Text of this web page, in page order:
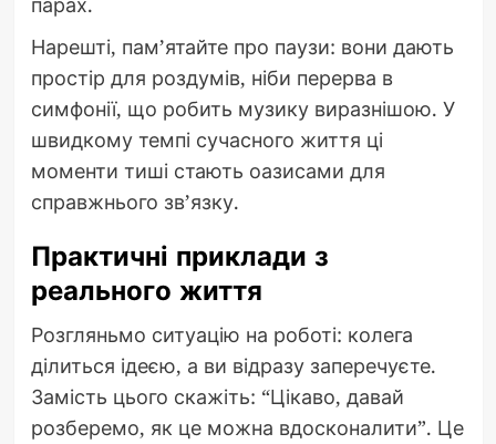
Нарешті, пам’ятайте про паузи: вони дають
простір для роздумів, ніби перерва в
симфонії, що робить музику виразнішою. У
швидкому темпі сучасного життя ці
моменти тиші стають оазисами для
справжнього зв’язку.
Практичні приклади з
реального життя
Розгляньмо ситуацію на роботі: колега
ділиться ідеєю, а ви відразу заперечуєте.
Замість цього скажіть: “Цікаво, давай
розберемо, як це можна вдосконалити”. Це